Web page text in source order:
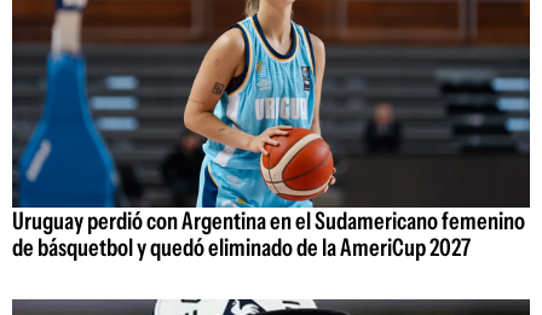
Uruguay perdió con Argentina en el Sudamericano femenino
de básquetbol y quedó eliminado de la AmeriCup 2027